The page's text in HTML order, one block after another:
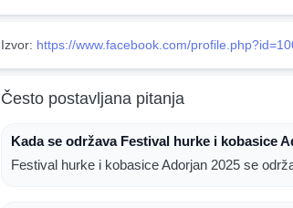
Izvor: https://www.facebook.com/
Često postavljana pitanja
Kada se održava Festival hurke i kobasice
Festival hurke i kobasice Adorjan 2025 se